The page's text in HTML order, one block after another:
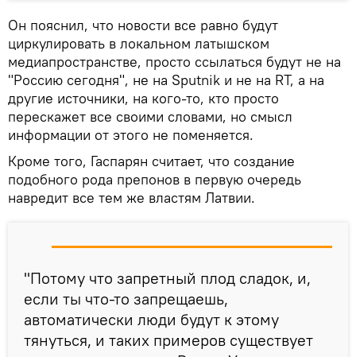
Он пояснил, что новости все равно будут
циркулировать в локальном латышском
медиапространстве, просто ссылаться будут не на
"Россию сегодня", не на Sputnik и не на RT, а на
другие источники, на кого-то, кто просто
перескажет все своими словами, но смысл
информации от этого не поменяется.
Кроме того, Гаспарян считает, что создание
подобного рода препонов в первую очередь
навредит все тем же властям Латвии.
"Потому что запретный плод сладок, и,
если ты что-то запрещаешь,
автоматически люди будут к этому
тянуться, и таких примеров существует